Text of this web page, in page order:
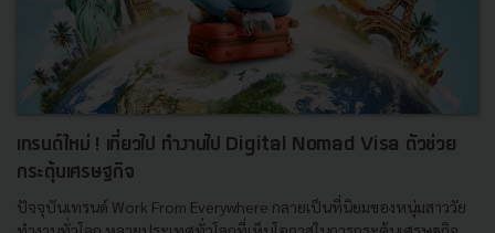
เทรนด์ใหม่ ! เที่ยวไป ทำงานไป Digital Nomad Visa ตัวช่วย
กระตุ้นเศรษฐกิจ
ปัจจุบันเทรนด์ Work From Everywhere กลายเป็นที่นิยมของหนุ่มสาววัย